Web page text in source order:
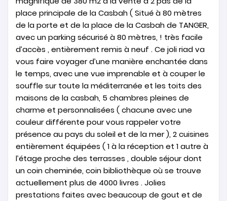
place principale de la Casbah ( Situé à 80 mètres
de la porte et de la place de la Casbah de TANGER,
avec un parking sécurisé à 80 mètres, ! très facile
d’accès , entièrement remis à neuf . Ce joli riad va
vous faire voyager d’une manière enchantée dans
le temps, avec une vue imprenable et à couper le
souffle sur toute la méditerranée et les toits des
maisons de la casbah, 5 chambres pleines de
charme et personnalisées ( chacune avec une
couleur différente pour vous rappeler votre
présence au pays du soleil et de la mer ), 2 cuisines
entièrement équipées ( 1 à la réception et 1 autre à
l’étage proche des terrasses , double séjour dont
un coin cheminée, coin bibliothèque où se trouve
actuellement plus de 4000 livres . Jolies
prestations faites avec beaucoup de gout et de